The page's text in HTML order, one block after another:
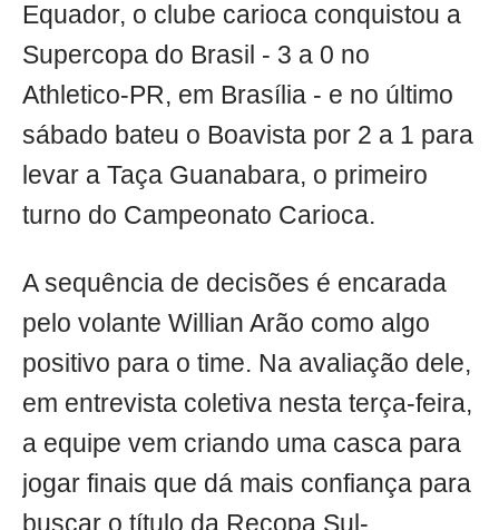
Equador, o clube carioca conquistou a
Supercopa do Brasil - 3 a 0 no
Athletico-PR, em Brasília - e no último
sábado bateu o Boavista por 2 a 1 para
levar a Taça Guanabara, o primeiro
turno do Campeonato Carioca.
A sequência de decisões é encarada
pelo volante Willian Arão como algo
positivo para o time. Na avaliação dele,
em entrevista coletiva nesta terça-feira,
a equipe vem criando uma casca para
jogar finais que dá mais confiança para
buscar o título da Recopa Sul-